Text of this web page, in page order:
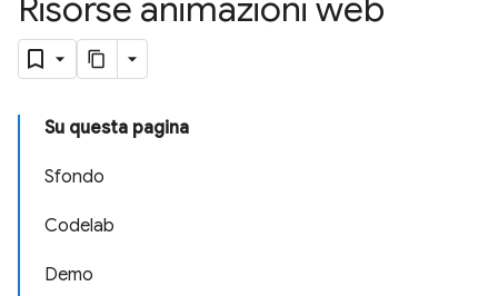
Risorse animazioni web
Su questa pagina
Sfondo
Codelab
Demo